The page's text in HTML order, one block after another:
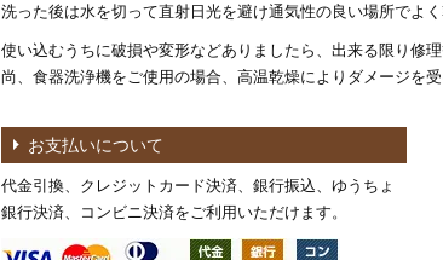
洗った後は水を切って直射日光を避け通気性の良い場所でよく
使い込むうちに破損や変形などありましたら、出来る限り修
尚、食器洗浄機をご使用の場合、高温乾燥によりダメージを
お支払いについて
代金引換、クレジットカード決済、銀行振込、ゆうちょ
銀行決済、コンビニ決済をご利用いただけます。